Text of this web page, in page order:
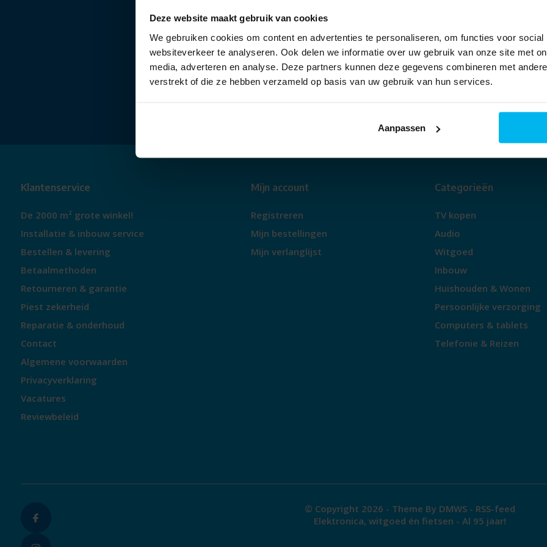
Deze website maakt gebruik van cookies
We gebruiken cookies om content en advertenties te personaliseren, om functies voor
websiteverkeer te analyseren. Ook delen we informatie over uw gebruik van onze site met
media, adverteren en analyse. Deze partners kunnen deze gegevens combineren met
verstrekt of die ze hebben verzameld op basis van uw gebruik van hun services.
Aanpassen
Mail:info@piest.nl
WhatsApp: 06 - 48956035
Heeft u een vraag? Bel, mail of app
ons
Klantenservice
De 2000 m² grote winkel!
Installatie & inbouw service
Bestellen & levering
Betaalmethoden
Retourneren & garantie
Piest zekerheid
Reparatie & onderhoud
Contact
Algemene voorwaarden
Privacyverklaring
Vacatures
Reviewbeleid
Mijn account
Registreren
Mijn bestellingen
Mijn verlanglijst
Categorieën
TV kopen
Audio
Witgoed
Inbouw
Huishouden & Wonen
Persoonlijke verzorging
Computers & tablets
Telefonie & Reizen
© Copyright 2026 - Theme By DMWS - RSS-feed
Elektronica, witgoed én fietsen - Al 95 jaar!